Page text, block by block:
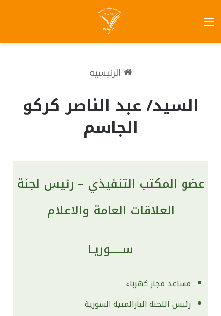
الرئيسية
السيد/ عبد الناصر كركو
الجاسم
عضو المكتب التنفيذي – رئيس لجنة
العلاقات العامة والاعلام
ســـــوريـا
مساعد مجاز كهرباء
رئيس اللجنة البارالمبية السورية